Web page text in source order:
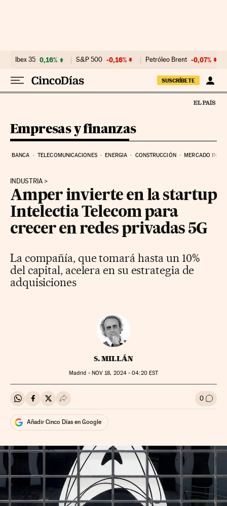
Ibex 35 0,16% S&P 500 -0,16% Petróleo Brent -0,07%
SUSCRÍBETE
Empresas y finanzas
BANCA TELECOMUNICACIONES ENERGIA CONSTRUCCIÓN MERCADO
INDUSTRIA
Amper invierte en la startup
Intelectia Telecom para
crecer en redes privadas 5G
La compañía, que tomará hasta un 10%
del capital, acelera en su estrategia de
adquisiciones
S. MILLÁN
Madrid - NOV 18, 2024 - 04:20EST
Compartir en Whatsapp
Compartir en Facebook
Compartir en Twitter
Desplegar Redes Sociales 0 Ir a
Añadir Cinco Días en Google